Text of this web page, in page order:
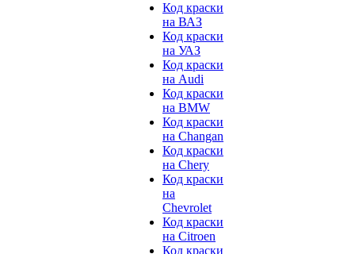
Код краски
на ВАЗ
Код краски
на УАЗ
Код краски
на Audi
Код краски
на BMW
Код краски
на Changan
Код краски
на Chery
Код краски
на
Chevrolet
Код краски
на Citroen
Код краски